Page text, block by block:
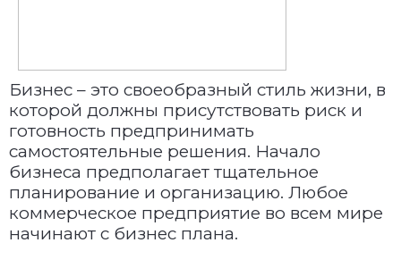
Бизнес – это своеобразный стиль жизни, в
которой должны присутствовать риск и
готовность предпринимать
самостоятельные решения. Начало
бизнеса предполагает тщательное
планирование и организацию. Любое
коммерческое предприятие во всем мире
начинают с бизнес плана.